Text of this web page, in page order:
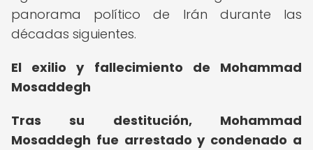
panorama político de Irán durante las
décadas siguientes.
El exilio y fallecimiento de Mohammad
Mosaddegh
Tras su destitución, Mohammad
Mosaddegh fue arrestado y condenado a